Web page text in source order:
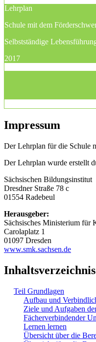
Lehrplan
Schule mit dem
Selbstständige
2017
Impressum
Der Lehrplan für die Schule
Der Lehrplan wurde erstellt
Sächsischen Bildungsinstitut
Dresdner Straße 78 c
01554 Radebeul
Herausgeber:
Sächsisches Ministerium für
Carolaplatz 1
01097 Dresden
www.smk.sachsen.de
Inhaltsverzeichnis
Teil Grundlagen
Aufbau und
Ziele und Aufgaben
Fächerverbindender
Lernen lernen
Übersicht über die